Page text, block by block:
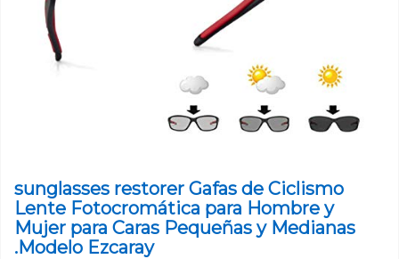
sunglasses restorer Gafas de Ciclismo
Lente Fotocromática para Hombre y
Mujer para Caras Pequeñas y Medianas
.Modelo Ezcaray